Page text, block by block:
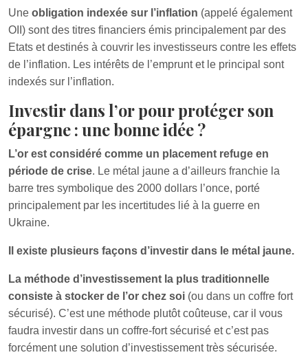
Une obligation indexée sur l’inflation (appelé également
OII) sont des titres financiers émis principalement par des
Etats et destinés à couvrir les investisseurs contre les effets
de l’inflation. Les intérêts de l’emprunt et le principal sont
indexés sur l’inflation.
Investir dans l’or pour protéger son
épargne : une bonne idée ?
L’or est considéré comme un placement refuge en
période de crise. Le métal jaune a d’ailleurs franchie la
barre tres symbolique des 2000 dollars l’once, porté
principalement par les incertitudes lié à la guerre en
Ukraine.
Il existe plusieurs façons d’investir dans le métal jaune.
La méthode d’investissement la plus traditionnelle
consiste à stocker de l’or chez soi (ou dans un coffre fort
sécurisé). C’est une méthode plutôt coûteuse, car il vous
faudra investir dans un coffre-fort sécurisé et c’est pas
forcément une solution d’investissement très sécurisée.